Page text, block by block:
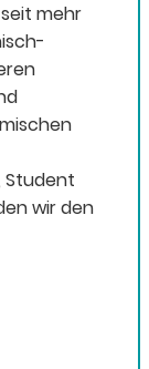
mehr
Student
wir den